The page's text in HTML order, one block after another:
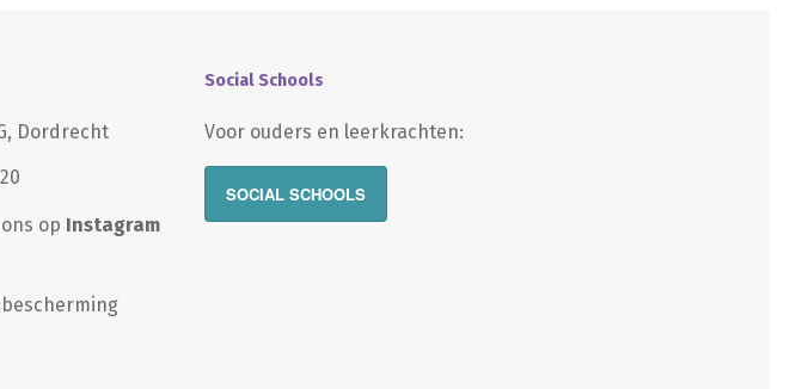
Dordrecht
op Instagram
Social Schools
Voor ouders en leerkrachten:
SOCIAL SCHOOLS